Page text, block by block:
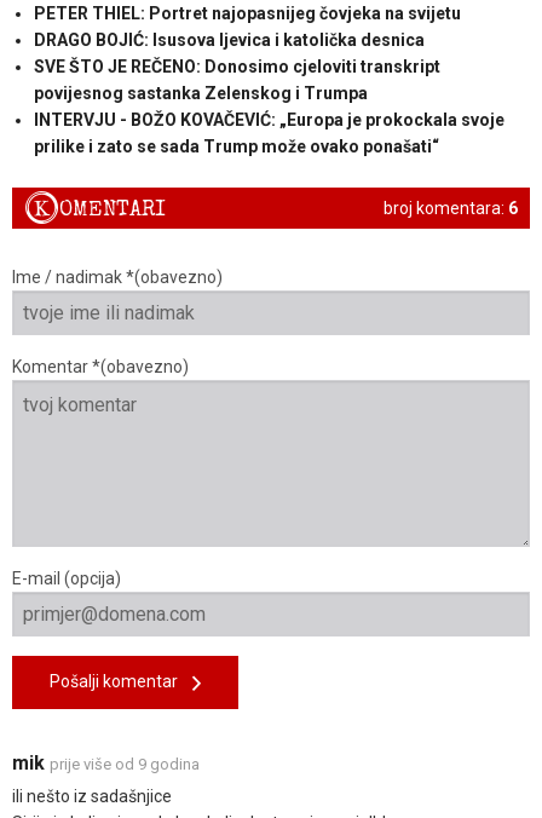
PETER THIEL: Portret najopasnijeg čovjeka na svijetu
DRAGO BOJIĆ: ​Isusova ljevica i katolička desnica
SVE ŠTO JE REČENO: Donosimo cjeloviti transkript
povijesnog sastanka Zelenskog i Trumpa
INTERVJU - BOŽO KOVAČEVIĆ: „Europa je prokockala svoje
prilike i zato se sada Trump može ovako ponašati“
broj komentara: 6
KOMENTARI
Ime / nadimak *(obavezno)
Komentar *(obavezno)
E-mail (opcija)
Pošalji komentar
mik prije više od 9 godina
ili nešto iz sadašnjice